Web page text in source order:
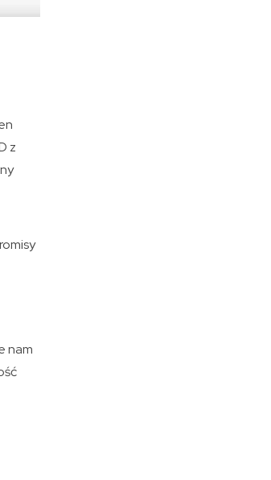
z
nam